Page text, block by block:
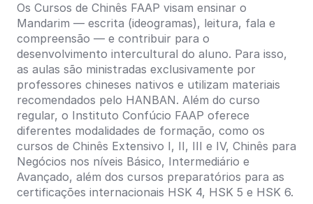
Os Cursos de Chinês FAAP visam ensinar o
Mandarim — escrita (ideogramas), leitura, fala e
compreensão — e contribuir para o
desenvolvimento intercultural do aluno. Para isso,
as aulas são ministradas exclusivamente por
professores chineses nativos e utilizam materiais
recomendados pelo HANBAN. Além do curso
regular, o Instituto Confúcio FAAP oferece
diferentes modalidades de formação, como os
cursos de Chinês Extensivo I, II, III e IV, Chinês para
Negócios nos níveis Básico, Intermediário e
Avançado, além dos cursos preparatórios para as
certificações internacionais HSK 4, HSK 5 e HSK 6.